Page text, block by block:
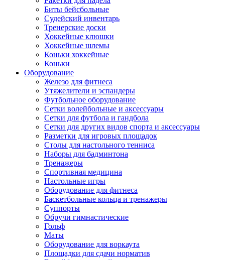
Биты бейсбольные
Судейский инвентарь
Тренерские доски
Хоккейные клюшки
Хоккейные шлемы
Коньки хоккейные
Коньки
Оборудование
Железо для фитнеса
Утяжелители и эспандеры
Футбольное оборудование
Сетки волейбольные и аксессуары
Сетки для футбола и гандбола
Сетки для других видов спорта и аксессуары
Разметки для игровых площадок
Столы для настольного тенниса
Наборы для бадминтона
Тренажеры
Спортивная медицина
Настольные игры
Оборудование для фитнеса
Баскетбольные кольца и тренажеры
Суппорты
Обручи гимнастические
Гольф
Маты
Оборудование для воркаута
Площадки для сдачи норматив